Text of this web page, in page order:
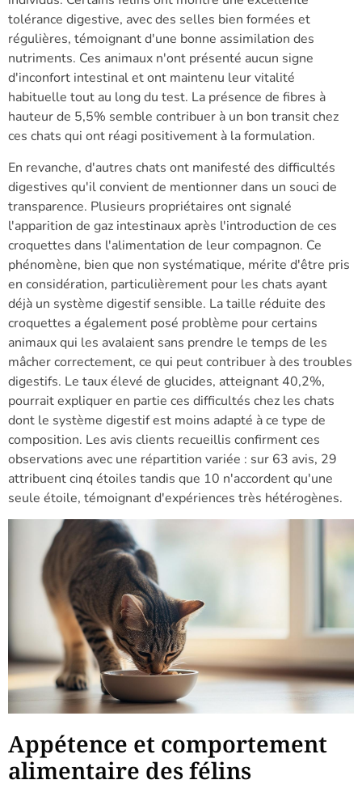
tolérance digestive, avec des selles bien formées et
régulières, témoignant d'une bonne assimilation des
nutriments. Ces animaux n'ont présenté aucun signe
d'inconfort intestinal et ont maintenu leur vitalité
habituelle tout au long du test. La présence de fibres à
hauteur de 5,5% semble contribuer à un bon transit chez
ces chats qui ont réagi positivement à la formulation.
En revanche, d'autres chats ont manifesté des difficultés
digestives qu'il convient de mentionner dans un souci de
transparence. Plusieurs propriétaires ont signalé
l'apparition de gaz intestinaux après l'introduction de ces
croquettes dans l'alimentation de leur compagnon. Ce
phénomène, bien que non systématique, mérite d'être pris
en considération, particulièrement pour les chats ayant
déjà un système digestif sensible. La taille réduite des
croquettes a également posé problème pour certains
animaux qui les avalaient sans prendre le temps de les
mâcher correctement, ce qui peut contribuer à des troubles
digestifs. Le taux élevé de glucides, atteignant 40,2%,
pourrait expliquer en partie ces difficultés chez les chats
dont le système digestif est moins adapté à ce type de
composition. Les avis clients recueillis confirment ces
observations avec une répartition variée : sur 63 avis, 29
attribuent cinq étoiles tandis que 10 n'accordent qu'une
seule étoile, témoignant d'expériences très hétérogènes.
Appétence et comportement
alimentaire des félins